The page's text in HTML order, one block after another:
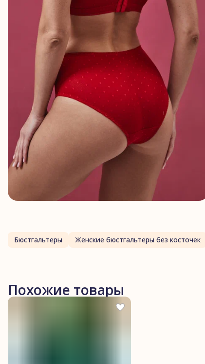
Бюстгальтеры Женские бюстгальтеры без косточек
Похожие товары